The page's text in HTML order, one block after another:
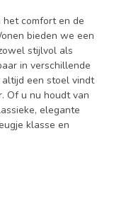
comfort en de
bieden we een
stijlvol als
in verschillende
een stoel vindt
Of u nu houdt van
elegante
klasse en